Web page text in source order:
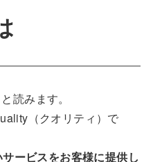
読みます。
（クオリティ）で
ービスをお客様に提供し